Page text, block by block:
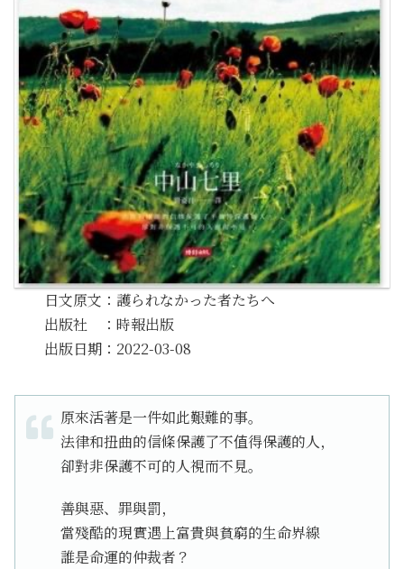
日文原文：護られなかった者たちへ
出版社 ：時報出版
出版日期：2022-03-08
原來活著是一件如此艱難的事。
法律和扭曲的信條保護了不值得保護的人，
卻對非保護不可的人視而不見。
善與惡、罪與罰，
當殘酷的現實遇上富貴與貧窮的生命界線
誰是命運的仲裁者？